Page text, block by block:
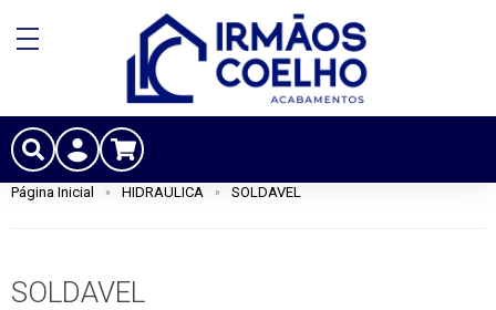
Página Inicial HIDRAULICA SOLDAVEL
SOLDAVEL